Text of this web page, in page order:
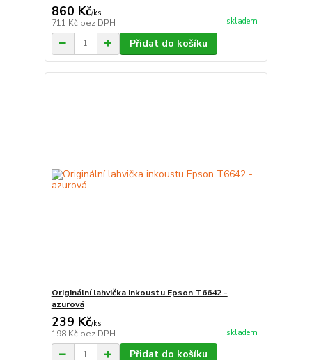
860 Kč/ks
711 Kč bez DPH skladem
Přidat do košíku
Originální lahvička inkoustu Epson T6642 -
azurová
239 Kč/ks
198 Kč bez DPH skladem
Přidat do košíku